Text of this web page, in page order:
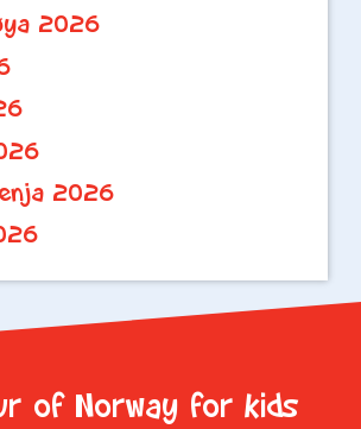
2026
2026
of Norway for kids